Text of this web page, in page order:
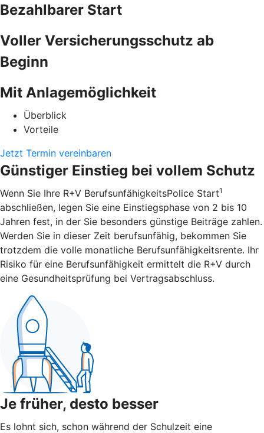
Bezahlbarer Start
Voller Versicherungsschutz ab
Beginn
Mit Anlagemöglichkeit
Überblick
Vorteile
Jetzt Termin vereinbaren
Günstiger Einstieg bei vollem Schutz
Wenn Sie Ihre R+V BerufsunfähigkeitsPolice Start1
abschließen, legen Sie eine Einstiegsphase von 2 bis 10
Jahren fest, in der Sie besonders günstige Beiträge zahlen.
Werden Sie in dieser Zeit berufsunfähig, bekommen Sie
trotzdem die volle monatliche Berufsunfähigkeitsrente. Ihr
Risiko für eine Berufsunfähigkeit ermittelt die R+V durch
eine Gesundheitsprüfung bei Vertragsabschluss.
Je früher, desto besser
Es lohnt sich, schon während der Schulzeit eine